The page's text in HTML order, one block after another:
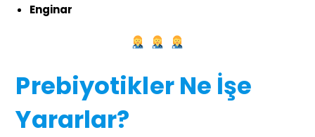
Enginar
Prebiyotikler Ne İşe
Yararlar?